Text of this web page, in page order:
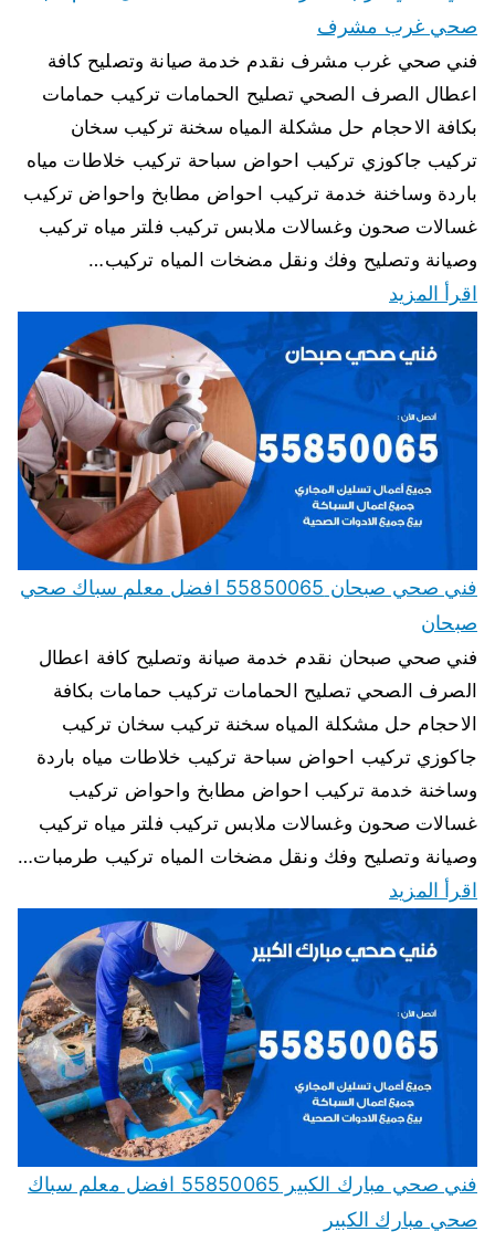
صحي غرب مشرف
فني صحي غرب مشرف نقدم خدمة صيانة وتصليح كافة
اعطال الصرف الصحي تصليح الحمامات تركيب حمامات
بكافة الاحجام حل مشكلة المياه سخنة تركيب سخان
تركيب جاكوزي تركيب احواض سباحة تركيب خلاطات مياه
باردة وساخنة خدمة تركيب احواض مطابخ واحواض تركيب
غسالات صحون وغسالات ملابس تركيب فلتر مياه تركيب
وصيانة وتصليح وفك ونقل مضخات المياه تركيب…
اقرأ المزيد
فني صحي صبحان 55850065 افضل معلم سباك صحي
صبحان
فني صحي صبحان نقدم خدمة صيانة وتصليح كافة اعطال
الصرف الصحي تصليح الحمامات تركيب حمامات بكافة
الاحجام حل مشكلة المياه سخنة تركيب سخان تركيب
جاكوزي تركيب احواض سباحة تركيب خلاطات مياه باردة
وساخنة خدمة تركيب احواض مطابخ واحواض تركيب
غسالات صحون وغسالات ملابس تركيب فلتر مياه تركيب
وصيانة وتصليح وفك ونقل مضخات المياه تركيب طرمبات…
اقرأ المزيد
فني صحي مبارك الكبير 55850065 افضل معلم سباك
صحي مبارك الكبير